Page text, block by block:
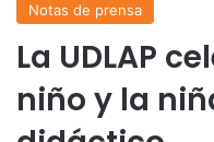
Notas de prensa
La UDLAP
niño y la